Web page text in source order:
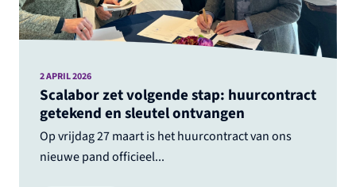
Scalabor zet volgende stap: huurcontract
getekend en sleutel ontvangen
Op vrijdag 27 maart is het huurcontract van ons
nieuwe pand officieel...
2 APRIL 2026